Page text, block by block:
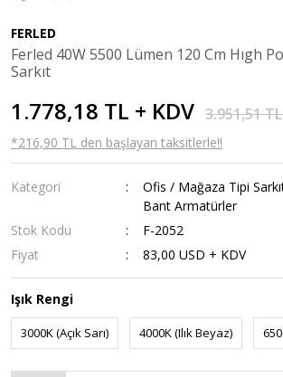
FERLED
Ferled 40W 5500 Lümen 120 Cm Hıgh
Sarkıt
1.778,18 TL + KDV 3.951,51
*216,90 TL den başlayan taksitlerle!!
Kategori Ofis / Mağaza Tipi
Bant Armatürler
Stok Kodu
F-2052
Fiyat
83,00 USD + KDV
Işık Rengi
3000K (Açık Sarı) 4000K (Ilık Beyaz)